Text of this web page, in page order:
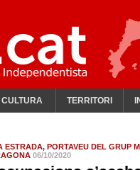
CULTURA TERRITORI
ESTRADA, PORTAVEU DEL GRUP
06/10/2020